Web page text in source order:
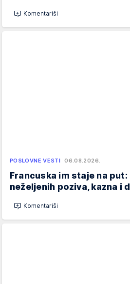
Komentariši
POSLOVNE VESTI 06.08.2026.
Francuska im staje na put:
neželjenih poziva, kazna i
Komentariši